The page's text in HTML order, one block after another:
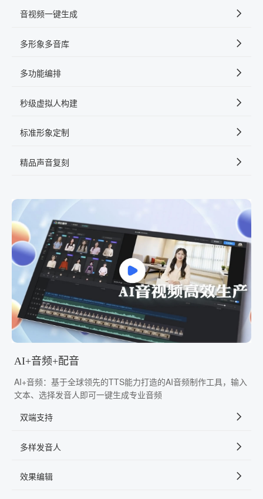
音视频一键生成
多形象多音库
多功能编排
秒级虚拟人构建
标准形象定制
精品声音复刻
AI+音频+配音
AI+音频：基于全球领先的TTS能力打造的AI音频制作工具，输入
文本、选择发音人即可一键生成专业音频
双端支持
多样发音人
效果编辑